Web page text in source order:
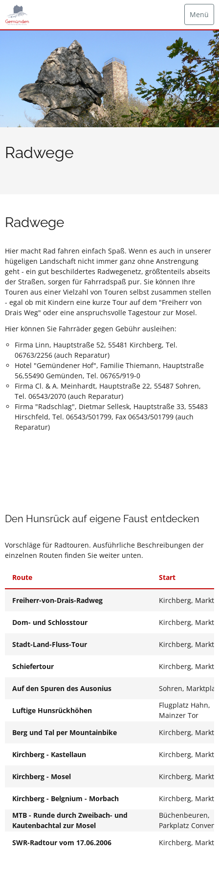
Menü
Radwege
Radwege
Hier macht Rad fahren einfach Spaß. Wenn es auch in unserer
hügeligen Landschaft nicht immer ganz ohne Anstrengung
geht - ein gut beschildertes Radwegenetz, größtenteils abseits
der Straßen, sorgen für Fahrradspaß pur. Sie können Ihre
Touren aus einer Vielzahl von Touren selbst zusammen stellen
- egal ob mit Kindern eine kurze Tour auf dem "Freiherr von
Drais Weg" oder eine anspruchsvolle Tagestour zur Mosel.
Hier können Sie Fahrräder gegen Gebühr ausleihen:
Firma Linn, Hauptstraße 52, 55481 Kirchberg, Tel.
06763/2256 (auch Reparatur)
Hotel "Gemündener Hof", Familie Thiemann, Hauptstraße
56,55490 Gemünden, Tel. 06765/919-0
Firma Cl. & A. Meinhardt, Hauptstraße 22, 55487 Sohren,
Tel. 06543/2070 (auch Reparatur)
Firma "Radschlag", Dietmar Sellesk, Hauptstraße 33, 55483
Hirschfeld, Tel. 06543/501799, Fax 06543/501799 (auch
Reparatur)
Den Hunsrück auf eigene Faust entdecken
Vorschläge für Radtouren. Ausführliche Beschreibungen der
einzelnen Routen finden Sie weiter unten.
Route Start
Freiherr-von-Drais-Radweg Kirchberg,
Dom- und Schlosstour Kirchberg,
Stadt-Land-Fluss-Tour Kirchberg,
Schiefertour Kirchberg,
Auf den Spuren des Ausonius Sohren,
Luftige Hunsrückhöhen
Flugplatz Hahn,
Mainzer Tor
Berg und Tal per Mountainbike
Kirchberg,
Kirchberg - Kastellaun Kirchberg,
Kirchberg - Mosel Kirchberg,
Kirchberg - Belgnium - Morbach
Kirchberg,
MTB - Runde durch Zweibach- und
Kautenbachtal zur Mosel
Büchenbeuren,
Parkplatz
SWR-Radtour vom 17.06.2006
Kirchberg,